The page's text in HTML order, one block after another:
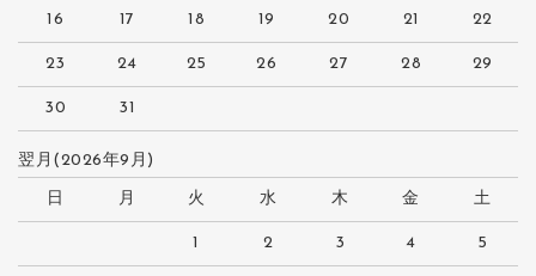
16 17 18 19 20 21 22
23 24 25 26 27 28 29
30 31
翌月(2026年9月)
日 月 火 水 木 金 土
1 2 3 4 5